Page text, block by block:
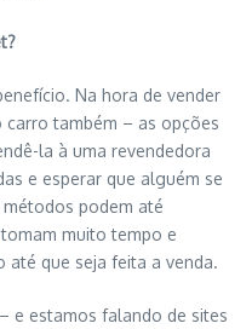
Na hora de vender
também – as opções
la à uma revendedora
e esperar que alguém se
métodos podem até
muito tempo e
até que seja feita a venda.
e estamos falando de sites